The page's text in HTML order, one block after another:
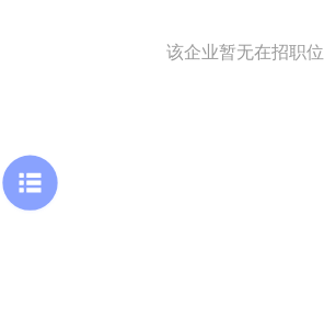
该企业暂无在招职位